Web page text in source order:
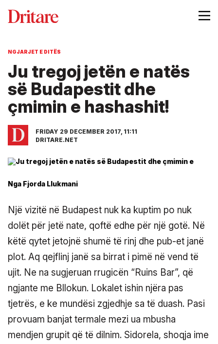
NGJARJET E DITËS
Ju tregoj jetën e natës
së Budapestit dhe
çmimin e hashashit!
FRIDAY 29 DECEMBER 2017, 11:11
DRITARE.NET
Nga Fjorda Llukmani
Një vizitë në Budapest nuk ka kuptim po nuk
dolët për jetë nate, qoftë edhe për një gotë. Në
këtë qytet jetojnë shumë të rinj dhe pub-et janë
plot. Aq qejflinj janë sa birrat i pimë në vend të
ujit. Ne na sugjeruan rrugicën “Ruins Bar”, që
ngjante me Bllokun. Lokalet ishin njëra pas
tjetrës, e ke mundësi zgjedhje sa të duash. Pasi
provuam banjat termale mezi ua mbusha
mendjen grupit që të dilnim. Sidorela, shoqja ime